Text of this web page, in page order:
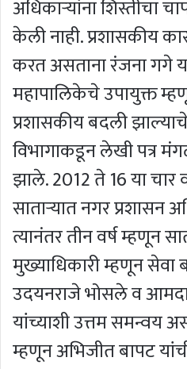
अधिकार्‍यांना शिस्तीचा
केली नाही. प्रशासकीय
करत असताना रंजना गगे
महापालिकेचे उपायुक्त
प्रशासकीय बदली
विभागाकडून लेखी पत्र
झाले. 2012 ते 16 या चार
सातार्‍यात नगर प्रशासन
त्यानंतर तीन वर्ष म्हणून
मुख्याधिकारी म्हणून सेवा
उदयनराजे भोसले व
यांच्याशी उत्तम समन्वय
म्हणून अभिजीत बापट